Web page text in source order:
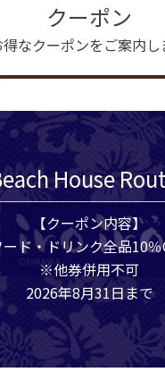
クーポン
得なクーポンをご案内し
House
【クーポン内容】
ド・ドリンク全品10％
※他券併用不可
2026年8月31日まで